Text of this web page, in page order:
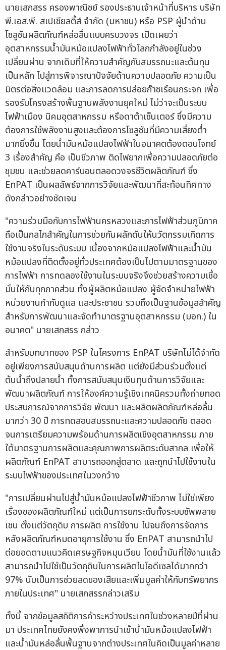
นายเสกสรร ครองพาณิชย์ รองประธานเจ้าหน้าที่บริหาร บริษัท
พี.เอส.พี. สเปเชียลตี้ส์ จำกัด (มหาชน) หรือ PSP ผู้นำด้าน
โซลูชันผลิตภัณฑ์หล่อลื่นแบบครบวงจร เปิดเผยว่า
อุตสาหกรรมน้ำมันหม้อแปลงไฟฟ้าทั่วโลกกำลังอยู่ในช่วง
เปลี่ยนผ่าน จากเดิมที่ให้ความสำคัญกับสมรรถนะและต้นทุน
เป็นหลัก ไปสู่การพิจารณาปัจจัยด้านความปลอดภัย ความเป็น
มิตรต่อสิ่งแวดล้อม และการลดการปล่อยก๊าซเรือนกระจก เพื่อ
รองรับโครงสร้างพื้นฐานพลังงานยุคใหม่ ไม่ว่าจะเป็นระบบ
ไฟฟ้าเมือง นิคมอุตสาหกรรม หรือดาต้าเซ็นเตอร์ ซึ่งมีความ
ต้องการใช้พลังงานสูงและต้องการโซลูชันที่มีความเสี่ยงต่ำ
มากยิ่งขึ้น โดยน้ำมันหม้อแปลงไฟฟ้าในอนาคตต้องตอบโจทย์
3 เรื่องสำคัญ คือ เป็นชีวภาพ ติดไฟยากเพื่อความปลอดภัยต่อ
ชุมชน และช่วยลดคาร์บอนตลอดวงจรชีวิตผลิตภัณฑ์ ซึ่ง
EnPAT เป็นผลลัพธ์จากการวิจัยและพัฒนาที่สะท้อนทิศทาง
ดังกล่าวอย่างชัดเจน
"ความร่วมมือกับการไฟฟ้านครหลวงและการไฟฟ้าส่วนภูมิภาค
ถือเป็นกลไกสำคัญในการช่วยกันผลักดันให้นวัตกรรมเกิดการ
ใช้งานจริงในระดับระบบ เนื่องจากหม้อแปลงไฟฟ้าและน้ำมัน
หม้อแปลงที่ติดตั้งอยู่ทั่วประเทศต้องเป็นไปตามมาตรฐานของ
การไฟฟ้า การทดลองใช้งานในระบบจริงจึงช่วยสร้างความเชื่อ
มั่นให้กับทุกภาคส่วน ทั้งผู้ผลิตหม้อแปลง ผู้จัดจำหน่ายไฟฟ้า
หน่วยงานกำกับดูแล และประชาชน รวมถึงเป็นฐานข้อมูลสำคัญ
สำหรับการพัฒนาและจัดทำมาตรฐานอุตสาหกรรม (มอก.) ใน
อนาคต" นายเสกสรร กล่าว
สำหรับบทบาทของ PSP ในโครงการ EnPAT บริษัทไม่ได้จำกัด
อยู่เพียงการสนับสนุนด้านการผลิต แต่ยังมีส่วนร่วมตั้งแต่
ต้นน้ำถึงปลายน้ำ ทั้งการสนับสนุนเงินทุนด้านการวิจัยและ
พัฒนาผลิตภัณฑ์ การให้องค์ความรู้เชิงเทคนิครวมทั้งถ่ายทอด
ประสบการณ์จากการวิจัย พัฒนา และผลิตผลิตภัณฑ์หล่อลื่น
มากว่า 30 ปี การทดสอบสมรรถนะและความปลอดภัย ตลอด
จนการเตรียมความพร้อมด้านการผลิตเชิงอุตสาหกรรม ภาย
ใต้มาตรฐานการผลิตและคุณภาพการผลิตระดับสากล เพื่อให้
ผลิตภัณฑ์ EnPAT สามารถออกสู่ตลาด และถูกนำไปใช้งานใน
ระบบไฟฟ้าของประเทศในวงกว้าง
"การเปลี่ยนผ่านไปสู่น้ำมันหม้อแปลงไฟฟ้าชีวภาพ ไม่ใช่เพียง
เรื่องของผลิตภัณฑ์ใหม่ แต่เป็นการยกระดับทั้งระบบซัพพลาย
เชน ตั้งแต่วัตถุดิบ การผลิต การใช้งาน ไปจนถึงการจัดการ
หลังผลิตภัณฑ์หมดอายุการใช้งาน ซึ่ง EnPAT สามารถนำไป
ต่อยอดตามแนวคิดเศรษฐกิจหมุนเวียน โดยน้ำมันที่ใช้งานแล้ว
สามารถนำไปใช้เป็นวัตถุดิบในการผลิตไบโอดีเซลได้มากกว่า
97% นับเป็นการช่วยลดของเสียและเพิ่มมูลค่าให้กับทรัพยากร
ภายในประเทศ" นายเสกสรรกล่าวเสริม
ทั้งนี้ จากข้อมูลสถิติการค้าระหว่างประเทศในช่วงหลายปีที่ผ่าน
มา ประเทศไทยยังคงพึ่งพาการนำเข้าน้ำมันหม้อแปลงไฟฟ้า
และน้ำมันหล่อลื่นพื้นฐานจากต่างประเทศในคิดเป็นมูลค่าหลาย